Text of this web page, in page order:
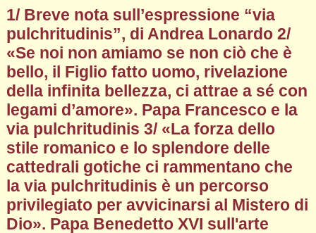
1/ Breve nota sull’espressione “via
pulchritudinis”, di Andrea Lonardo 2/
«Se noi non amiamo se non ciò che è
bello, il Figlio fatto uomo, rivelazione
della infinita bellezza, ci attrae a sé con
legami d’amore». Papa Francesco e la
via pulchritudinis 3/ «La forza dello
stile romanico e lo splendore delle
cattedrali gotiche ci rammentano che
la via pulchritudinis è un percorso
privilegiato per avvicinarsi al Mistero di
Dio». Papa Benedetto XVI sull'arte